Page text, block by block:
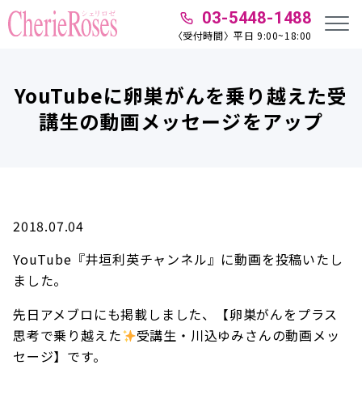
03-5448-1488
〈受付時間〉平日 9:00~18:00
YouTubeに卵巣がんを乗り越えた受
講生の動画メッセージをアップ
2018.07.04
YouTube『井垣利英チャンネル』に動画を投稿いたし
ました。
先日アメブロにも掲載しました、【卵巣がんをプラス
思考で乗り越えた
受講生・川込ゆみさんの動画メッ
セージ】です。